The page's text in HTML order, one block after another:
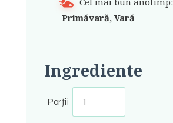
Primăvară, Vară
Ingrediente
Porții